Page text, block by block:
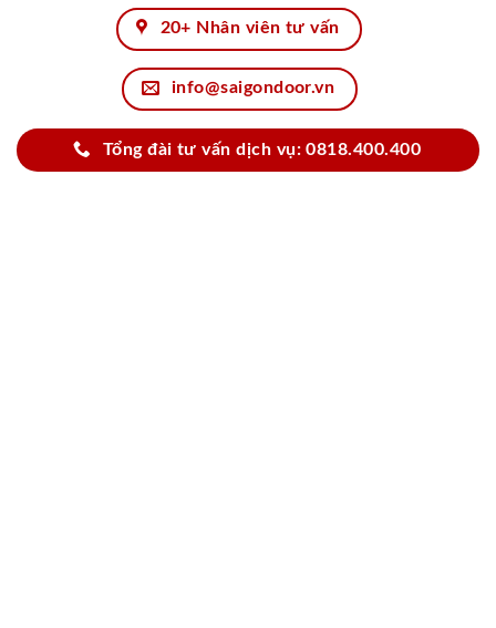
20+ Nhân viên tư vấn
info@saigondoor.vn
Tổng đài tư vấn dịch vụ: 0818.400.400